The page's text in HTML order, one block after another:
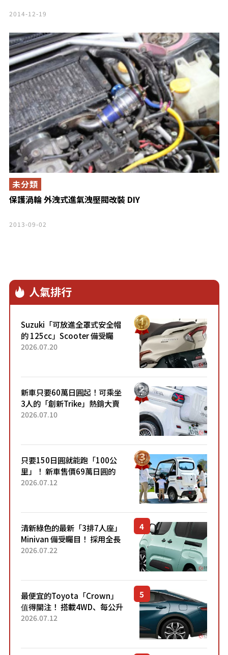
2014-12-19
保護渦輪 外洩式進氣洩壓閥改裝 DIY
未分類
2013-09-02
人氣排行
Suzuki「可放進全罩式安全帽
的 125cc」Scooter 備受矚
目！採用全新流線設計與各項
2026.07.20
新車只要60萬日圓起！可乘坐
3人的「創新Trike」熱銷大賣
成為人氣車款！「養車成本真
2026.07.10
只要150日圓就能跑「100公
里」！ 新車售價69萬日圓的
「3人座」Trike大受歡迎！ 順
2026.07.12
清新綠色的最新「3排7人座」
Minivan 備受矚目！ 採用全長
4.7公尺剛剛好的車身尺寸與
2026.07.22
最便宜的Toyota「Crown」
值得關注！ 搭載4WD、每公升
22.4公里低油耗表現超亮眼！
2026.07.12